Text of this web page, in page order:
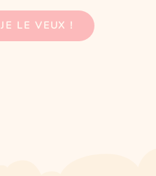
JE LE VEUX !
peuvent